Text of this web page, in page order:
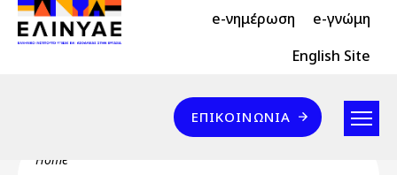
Skip to main content
Header Top 2 e-νημέρωση e-γνώμη
Header Top English Site
Επικοινωνία
ΕΠΙΚΟΙΝΩΝΊΑ
Breadcrumb
Home